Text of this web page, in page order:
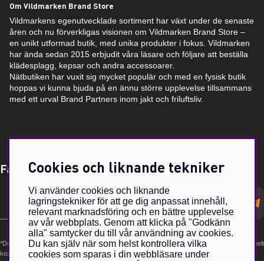
Om Vildmarken Brand Store
Vildmarkens egenutvecklade sortiment har växt under de senaste
åren och nu förverkligas visionen om Vildmarken Brand Store –
en unikt utformad butik, med unika produkter i fokus. Vildmarken
har ända sedan 2015 erbjudit våra läsare och följare att beställa
klädesplagg, kepsar och andra accessoarer.
Nätbutiken har vuxit sig mycket populär och med en fysisk butik
hoppas vi kunna bjuda på en ännu större upplevelse tillsammans
med ett urval Brand Partners inom jakt och friluftsliv.
Få Magasin Vildmarken direkt till din e-post!*
postadress
*Du kan även få erbjudanden och nyheter från samarbetspartners. Din prenumeration är helt
kostnadsfri och kan avslutas när som helst.
Cookies och liknande tekniker
Vi använder cookies och liknande
lagringstekniker för att ge dig anpassat innehåll,
relevant marknadsföring och en bättre upplevelse
av vår webbplats. Genom att klicka på "Godkänn
alla" samtycker du till vår användning av cookies.
Du kan själv när som helst kontrollera vilka
cookies som sparas i din webbläsare under